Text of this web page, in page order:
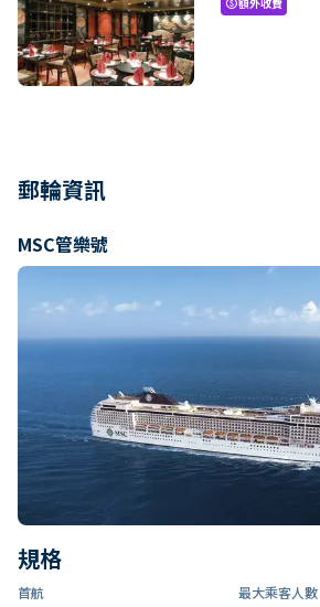
paid
郵輪資訊
MSC管樂號
規格
首航 最大乘客人數